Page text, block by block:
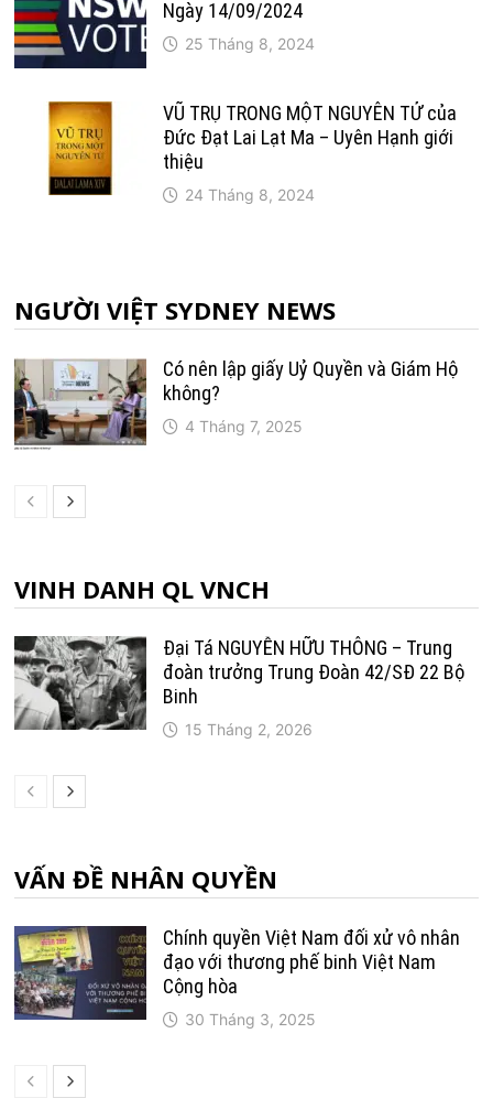
Ngày 14/09/2024
25 Tháng 8, 2024
VŨ TRỤ TRONG MỘT NGUYÊN TỬ của
Đức Đạt Lai Lạt Ma – Uyên Hạnh giới
thiệu
24 Tháng 8, 2024
NGƯỜI VIỆT SYDNEY NEWS
Có nên lập giấy Uỷ Quyền và Giám Hộ
không?
4 Tháng 7, 2025
VINH DANH QL VNCH
Đại Tá NGUYỄN HỮU THÔNG – Trung
đoàn trưởng Trung Ðoàn 42/SÐ 22 Bộ
Binh
15 Tháng 2, 2026
VẤN ĐỀ NHÂN QUYỀN
Chính quyền Việt Nam đối xử vô nhân
đạo với thương phế binh Việt Nam
Cộng hòa
30 Tháng 3, 2025